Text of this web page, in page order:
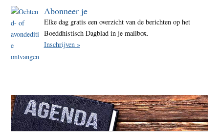
Abonneer je
Elke dag gratis een overzicht van de berichten op het
Boeddhistisch Dagblad in je mailbox.
Inschrijven »